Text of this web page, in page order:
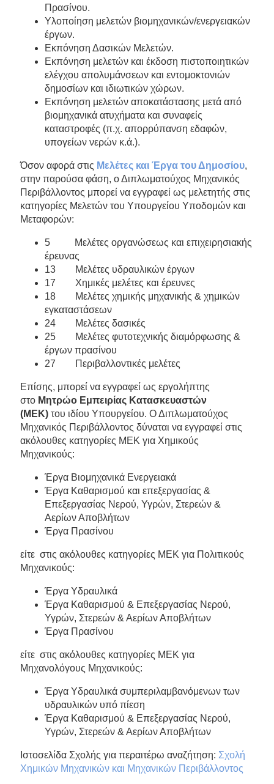
Πρασίνου.
Υλοποίηση μελετών βιομηχανικών/ενεργειακών
έργων.
Εκπόνηση Δασικών Μελετών.
Εκπόνηση μελετών και έκδοση πιστοποιητικών
ελέγχου απολυμάνσεων και εντομοκτονιών
δημοσίων και ιδιωτικών χώρων.
Εκπόνηση μελετών αποκατάστασης μετά από
βιομηχανικά ατυχήματα και συναφείς
καταστροφές (π.χ. απορρύπανση εδαφών,
υπογείων νερών κ.ά.).
Όσον αφορά στις Μελέτες και Έργα του Δημοσίου,
στην παρούσα φάση, ο Διπλωματούχος Μηχανικός
Περιβάλλοντος μπορεί να εγγραφεί ως μελετητής στις
κατηγορίες Μελετών του Υπουργείου Υποδομών και
Μεταφορών:
5 Μελέτες οργανώσεως και επιχειρησιακής
έρευνας
13 Μελέτες υδραυλικών έργων
17 Χημικές μελέτες και έρευνες
18 Μελέτες χημικής μηχανικής & χημικών
εγκαταστάσεων
24 Μελέτες δασικές
25 Μελέτες φυτοτεχνικής διαμόρφωσης &
έργων πρασίνου
27 Περιβαλλοντικές μελέτες
Επίσης, μπορεί να εγγραφεί ως εργολήπτης
στο Μητρώο Εμπειρίας Κατασκευαστών
(ΜΕΚ)του ιδίου Υπουργείου. Ο Διπλωματούχος
Μηχανικός Περιβάλλοντος δύναται να εγγραφεί στις
ακόλουθες κατηγορίες ΜΕΚ για Χημικούς
Μηχανικούς:
Έργα Βιομηχανικά Ενεργειακά
Έργα Καθαρισμού και επεξεργασίας &
Επεξεργασίας Νερού, Υγρών, Στερεών &
Αερίων Αποβλήτων
Έργα Πρασίνου
είτε στις ακόλουθες κατηγορίες ΜΕΚ για Πολιτικούς
Μηχανικούς:
Έργα Υδραυλικά
Έργα Καθαρισμού & Επεξεργασίας Νερού,
Υγρών, Στερεών & Αερίων Αποβλήτων
Έργα Πρασίνου
είτε στις ακόλουθες κατηγορίες ΜΕΚ για
Μηχανολόγους Μηχανικούς:
Έργα Υδραυλικά συμπεριλαμβανόμενων των
υδραυλικών υπό πίεση
Έργα Καθαρισμού & Επεξεργασίας Νερού,
Υγρών, Στερεών & Αερίων Αποβλήτων
Iστοσελίδα Σχολής για περαιτέρω αναζήτηση: Σχολή
Χημικών Μηχανικών και Μηχανικών Περιβάλλοντος